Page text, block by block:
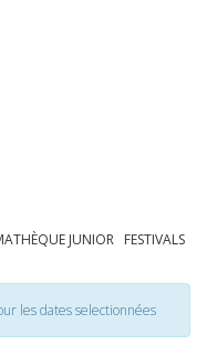
JUNIOR FESTIVALS
les dates selectionnées